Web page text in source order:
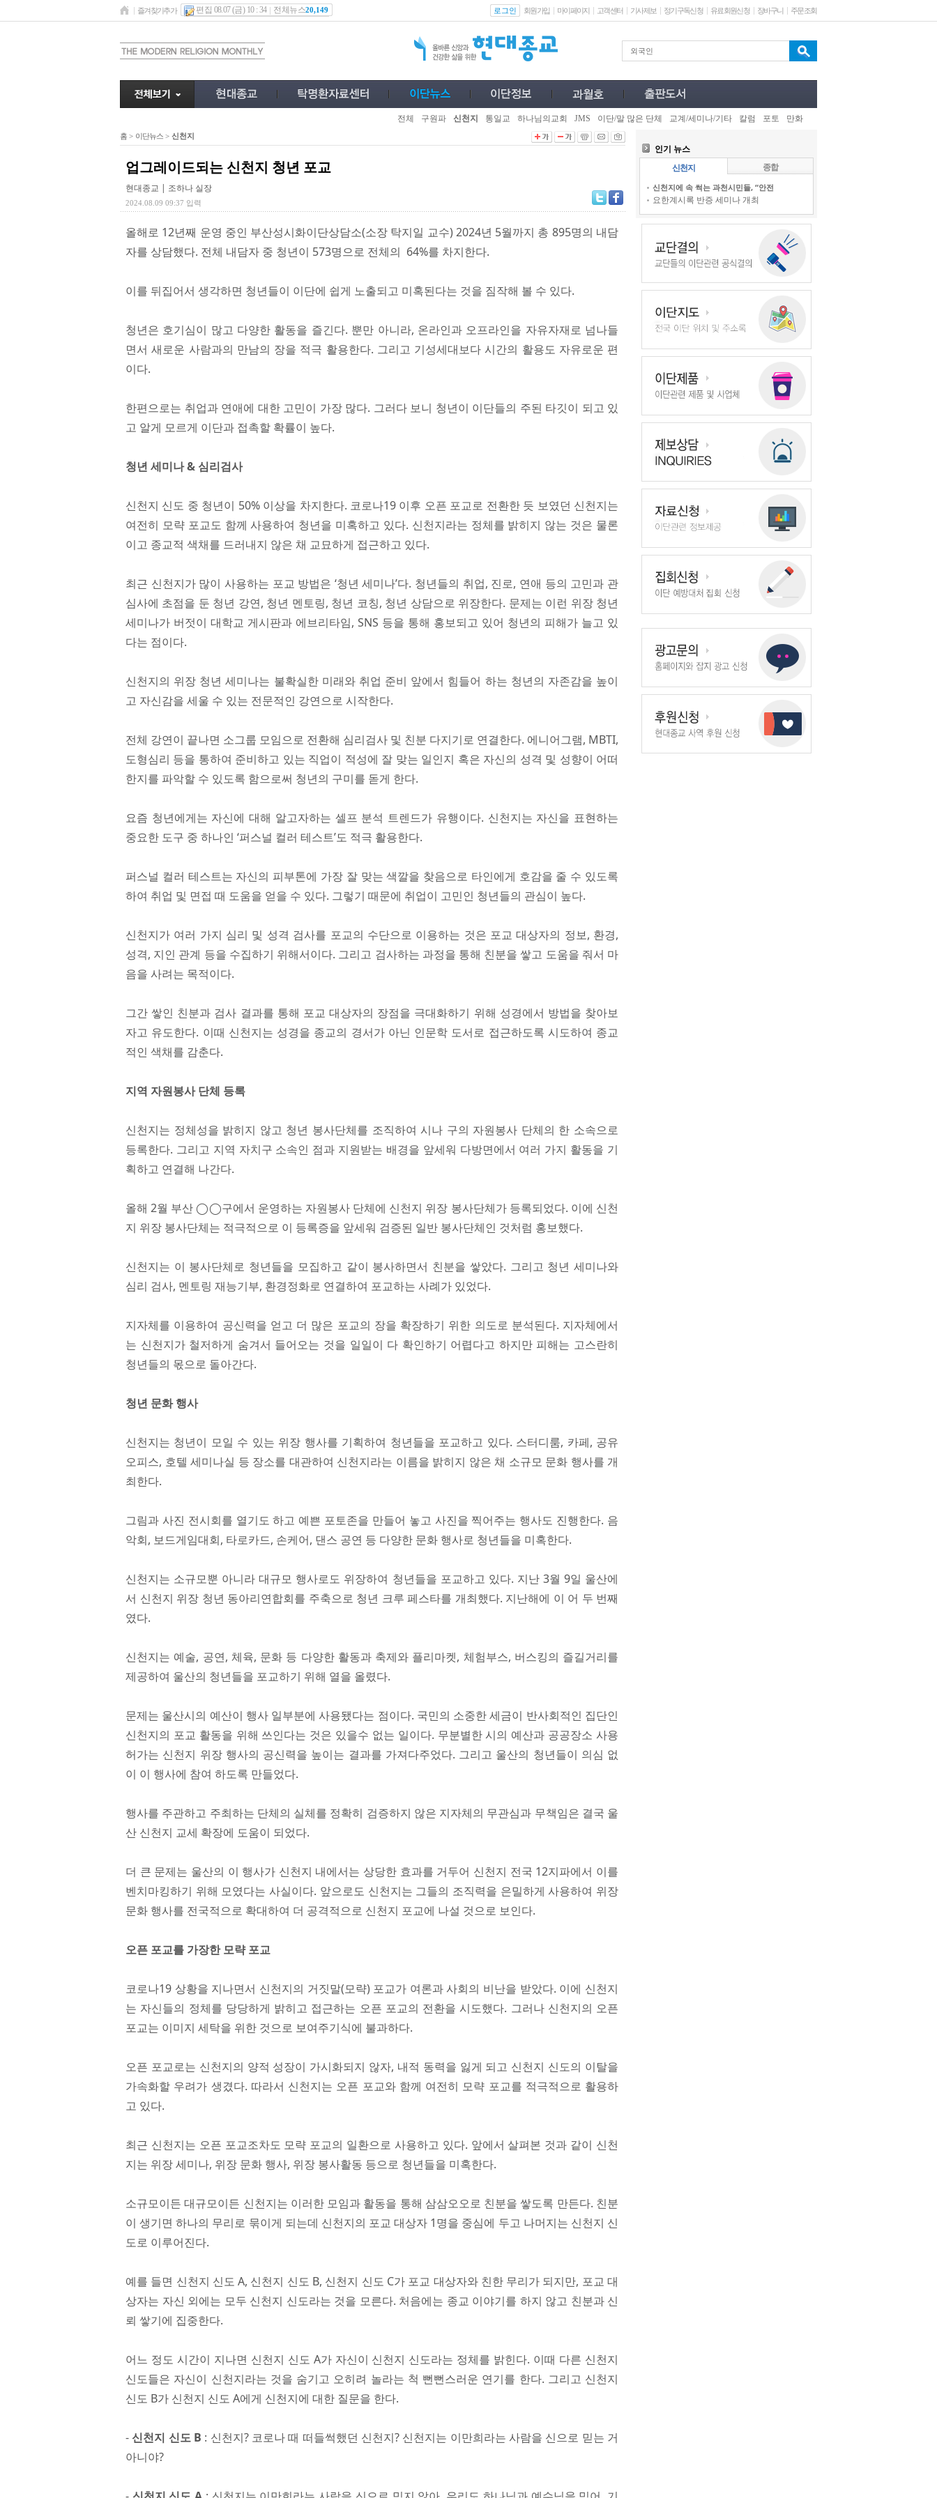
즐겨찾기추가 편집 08.07 (금) 10 : 34 전체뉴스20,149 로그인 회원가입 마이페이지 고객센터 기사제보 정기구독신청 유료회원신청 장바구니 주문조회
전체 구원파 신천지 통일교 하나님의교회 JMS 이단/말 많은 단체 교계/세미나/기타 칼럼 포토 만화
홈 > 이단뉴스 > 신천지
업그레이드되는 신천지 청년 포교
현대종교 | 조하나 실장
2024.08.09 09:37 입력
올해로 12년째 운영 중인 부산성시화이단상담소(소장 탁지일 교수) 2024년 5월까지 총 895명의 내담
자를 상담했다. 전체 내담자 중 청년이 573명으로 전체의 64%를 차지한다.
이를 뒤집어서 생각하면 청년들이 이단에 쉽게 노출되고 미혹된다는 것을 짐작해 볼 수 있다.
청년은 호기심이 많고 다양한 활동을 즐긴다. 뿐만 아니라, 온라인과 오프라인을 자유자재로 넘나들
면서 새로운 사람과의 만남의 장을 적극 활용한다. 그리고 기성세대보다 시간의 활용도 자유로운 편
이다.
한편으로는 취업과 연애에 대한 고민이 가장 많다. 그러다 보니 청년이 이단들의 주된 타깃이 되고 있
고 알게 모르게 이단과 접촉할 확률이 높다.
청년 세미나 & 심리검사
신천지 신도 중 청년이 50% 이상을 차지한다. 코로나19 이후 오픈 포교로 전환한 듯 보였던 신천지는
여전히 모략 포교도 함께 사용하여 청년을 미혹하고 있다. 신천지라는 정체를 밝히지 않는 것은 물론
이고 종교적 색채를 드러내지 않은 채 교묘하게 접근하고 있다.
최근 신천지가 많이 사용하는 포교 방법은 ‘청년 세미나’다. 청년들의 취업, 진로, 연애 등의 고민과 관
심사에 초점을 둔 청년 강연, 청년 멘토링, 청년 코칭, 청년 상담으로 위장한다. 문제는 이런 위장 청년
세미나가 버젓이 대학교 게시판과 에브리타임, SNS 등을 통해 홍보되고 있어 청년의 피해가 늘고 있
다는 점이다.
신천지의 위장 청년 세미나는 불확실한 미래와 취업 준비 앞에서 힘들어 하는 청년의 자존감을 높이
고 자신감을 세울 수 있는 전문적인 강연으로 시작한다.
전체 강연이 끝나면 소그룹 모임으로 전환해 심리검사 및 친분 다지기로 연결한다. 에니어그램, MBTI,
도형심리 등을 통하여 준비하고 있는 직업이 적성에 잘 맞는 일인지 혹은 자신의 성격 및 성향이 어떠
한지를 파악할 수 있도록 함으로써 청년의 구미를 돋게 한다.
요즘 청년에게는 자신에 대해 알고자하는 셀프 분석 트렌드가 유행이다. 신천지는 자신을 표현하는
중요한 도구 중 하나인 ‘퍼스널 컬러 테스트’도 적극 활용한다.
퍼스널 컬러 테스트는 자신의 피부톤에 가장 잘 맞는 색깔을 찾음으로 타인에게 호감을 줄 수 있도록
하여 취업 및 면접 때 도움을 얻을 수 있다. 그렇기 때문에 취업이 고민인 청년들의 관심이 높다.
신천지가 여러 가지 심리 및 성격 검사를 포교의 수단으로 이용하는 것은 포교 대상자의 정보, 환경,
성격, 지인 관계 등을 수집하기 위해서이다. 그리고 검사하는 과정을 통해 친분을 쌓고 도움을 줘서 마
음을 사려는 목적이다.
그간 쌓인 친분과 검사 결과를 통해 포교 대상자의 장점을 극대화하기 위해 성경에서 방법을 찾아보
자고 유도한다. 이때 신천지는 성경을 종교의 경서가 아닌 인문학 도서로 접근하도록 시도하여 종교
적인 색채를 감춘다.
지역 자원봉사 단체 등록
신천지는 정체성을 밝히지 않고 청년 봉사단체를 조직하여 시나 구의 자원봉사 단체의 한 소속으로
등록한다. 그리고 지역 자치구 소속인 점과 지원받는 배경을 앞세워 다방면에서 여러 가지 활동을 기
획하고 연결해 나간다.
올해 2월 부산 ◯◯구에서 운영하는 자원봉사 단체에 신천지 위장 봉사단체가 등록되었다. 이에 신천
지 위장 봉사단체는 적극적으로 이 등록증을 앞세워 검증된 일반 봉사단체인 것처럼 홍보했다.
신천지는 이 봉사단체로 청년들을 모집하고 같이 봉사하면서 친분을 쌓았다. 그리고 청년 세미나와
심리 검사, 멘토링 재능기부, 환경정화로 연결하여 포교하는 사례가 있었다.
지자체를 이용하여 공신력을 얻고 더 많은 포교의 장을 확장하기 위한 의도로 분석된다. 지자체에서
는 신천지가 철저하게 숨겨서 들어오는 것을 일일이 다 확인하기 어렵다고 하지만 피해는 고스란히
청년들의 몫으로 돌아간다.
청년 문화 행사
신천지는 청년이 모일 수 있는 위장 행사를 기획하여 청년들을 포교하고 있다. 스터디룸, 카페, 공유
오피스, 호텔 세미나실 등 장소를 대관하여 신천지라는 이름을 밝히지 않은 채 소규모 문화 행사를 개
최한다.
그림과 사진 전시회를 열기도 하고 예쁜 포토존을 만들어 놓고 사진을 찍어주는 행사도 진행한다. 음
악회, 보드게임대회, 타로카드, 손케어, 댄스 공연 등 다양한 문화 행사로 청년들을 미혹한다.
신천지는 소규모뿐 아니라 대규모 행사로도 위장하여 청년들을 포교하고 있다. 지난 3월 9일 울산에
서 신천지 위장 청년 동아리연합회를 주축으로 청년 크루 페스타를 개최했다. 지난해에 이 어 두 번째
였다.
신천지는 예술, 공연, 체육, 문화 등 다양한 활동과 축제와 플리마켓, 체험부스, 버스킹의 즐길거리를
제공하여 울산의 청년들을 포교하기 위해 열을 올렸다.
문제는 울산시의 예산이 행사 일부분에 사용됐다는 점이다. 국민의 소중한 세금이 반사회적인 집단인
신천지의 포교 활동을 위해 쓰인다는 것은 있을수 없는 일이다. 무분별한 시의 예산과 공공장소 사용
허가는 신천지 위장 행사의 공신력을 높이는 결과를 가져다주었다. 그리고 울산의 청년들이 의심 없
이 이 행사에 참여 하도록 만들었다.
행사를 주관하고 주최하는 단체의 실체를 정확히 검증하지 않은 지자체의 무관심과 무책임은 결국 울
산 신천지 교세 확장에 도움이 되었다.
더 큰 문제는 울산의 이 행사가 신천지 내에서는 상당한 효과를 거두어 신천지 전국 12지파에서 이를
벤치마킹하기 위해 모였다는 사실이다. 앞으로도 신천지는 그들의 조직력을 은밀하게 사용하여 위장
문화 행사를 전국적으로 확대하여 더 공격적으로 신천지 포교에 나설 것으로 보인다.
오픈 포교를 가장한 모략 포교
코로나19 상황을 지나면서 신천지의 거짓말(모략) 포교가 여론과 사회의 비난을 받았다. 이에 신천지
는 자신들의 정체를 당당하게 밝히고 접근하는 오픈 포교의 전환을 시도했다. 그러나 신천지의 오픈
포교는 이미지 세탁을 위한 것으로 보여주기식에 불과하다.
오픈 포교로는 신천지의 양적 성장이 가시화되지 않자, 내적 동력을 잃게 되고 신천지 신도의 이탈을
가속화할 우려가 생겼다. 따라서 신천지는 오픈 포교와 함께 여전히 모략 포교를 적극적으로 활용하
고 있다.
최근 신천지는 오픈 포교조차도 모략 포교의 일환으로 사용하고 있다. 앞에서 살펴본 것과 같이 신천
지는 위장 세미나, 위장 문화 행사, 위장 봉사활동 등으로 청년들을 미혹한다.
소규모이든 대규모이든 신천지는 이러한 모임과 활동을 통해 삼삼오오로 친분을 쌓도록 만든다. 친분
이 생기면 하나의 무리로 묶이게 되는데 신천지의 포교 대상자 1명을 중심에 두고 나머지는 신천지 신
도로 이루어진다.
예를 들면 신천지 신도 A, 신천지 신도 B, 신천지 신도 C가 포교 대상자와 친한 무리가 되지만, 포교 대
상자는 자신 외에는 모두 신천지 신도라는 것을 모른다. 처음에는 종교 이야기를 하지 않고 친분과 신
뢰 쌓기에 집중한다.
어느 정도 시간이 지나면 신천지 신도 A가 자신이 신천지 신도라는 정체를 밝힌다. 이때 다른 신천지
신도들은 자신이 신천지라는 것을 숨기고 오히려 놀라는 척 뻔뻔스러운 연기를 한다. 그리고 신천지
신도 B가 신천지 신도 A에게 신천지에 대한 질문을 한다.
-신천지 신도 B : 신천지? 코로나 때 떠들썩했던 신천지? 신천지는 이만희라는 사람을 신으로 믿는 거
아니야?
인기 뉴스
신천지
종합
신천지에 속 썩는 과천시민들, “안전
요한계시록 반증 세미나 개최